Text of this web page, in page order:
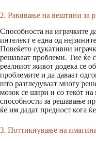
2. Равивање на вештини за
Способноста на играчките
интелект е една од
Повеќето едукативни
решаваат проблеми. Тие ќе
реалниот живот додека се
проблемите и да даваат
што разгледуваат многу
мозок се шири и со текот на
способности за решавање
ќе им дадат предност кога
3. Поттикнување на